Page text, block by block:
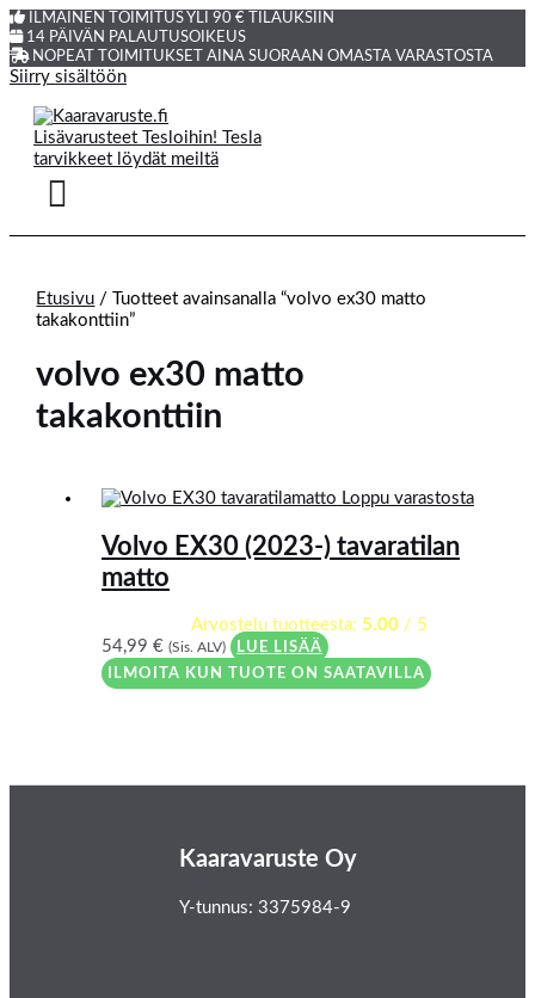
ILMAINEN TOIMITUS YLI 90 € TILAUKSIIN
14 PÄIVÄN PALAUTUSOIKEUS
NOPEAT TOIMITUKSET AINA SUORAAN OMASTA VARASTOSTA
Siirry sisältöön
Etusivu / Tuotteet avainsanalla “volvo ex30 matto
takakonttiin”
volvo ex30 matto
takakonttiin
Loppu varastosta
Volvo EX30 (2023-) tavaratilan
matto
Arvostelu tuotteesta: 5.00/ 5
54,99€ (Sis. ALV)
LUE LISÄÄ
ILMOITA KUN TUOTE ON SAATAVILLA
Kaaravaruste Oy
Y-tunnus: 3375984-9